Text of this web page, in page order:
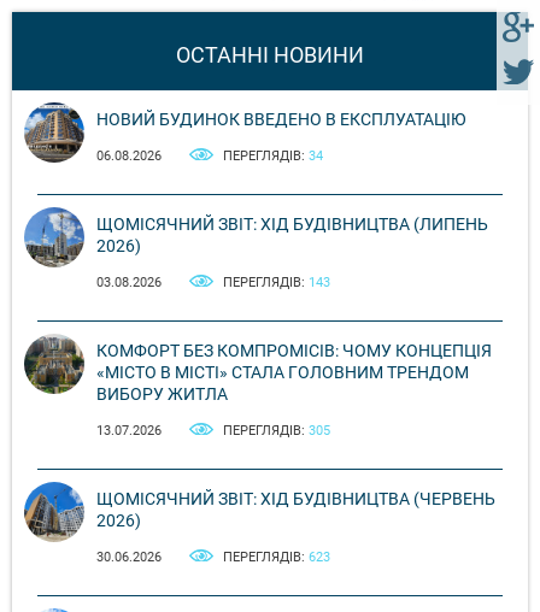
ОСТАННІ НОВИНИ
НОВИЙ БУДИНОК ВВЕДЕНО В ЕКСПЛУАТАЦІЮ
06.08.2026 ПЕРЕГЛЯДІВ: 34
ЩОМІСЯЧНИЙ ЗВІТ: ХІД БУДІВНИЦТВА (ЛИПЕНЬ
2026)
03.08.2026 ПЕРЕГЛЯДІВ: 143
КОМФОРТ БЕЗ КОМПРОМІСІВ: ЧОМУ КОНЦЕПЦІЯ
«МІСТО В МІСТІ» СТАЛА ГОЛОВНИМ ТРЕНДОМ
ВИБОРУ ЖИТЛА
13.07.2026 ПЕРЕГЛЯДІВ: 305
ЩОМІСЯЧНИЙ ЗВІТ: ХІД БУДІВНИЦТВА (ЧЕРВЕНЬ
2026)
30.06.2026 ПЕРЕГЛЯДІВ: 623